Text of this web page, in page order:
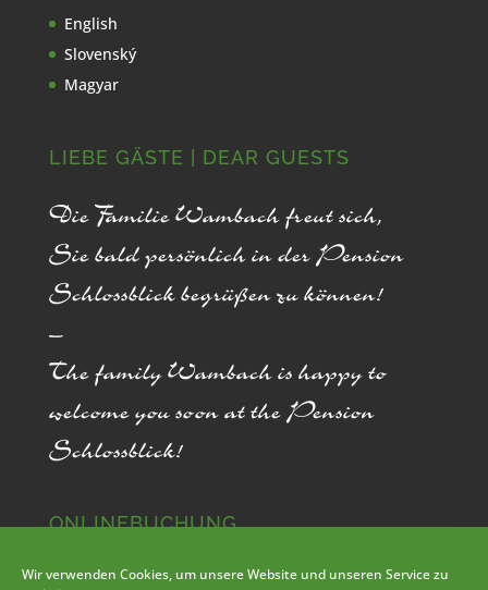
Wir verwenden Cookies, um unsere Website und unseren Service zu
English
Slovenský
Magyar
LIEBE GÄSTE | DEAR GUESTS
Die Familie Wambach freut sich,
Sie bald persönlich in der Pension
Schlossblick begrüßen zu können!
–
The family Wambach is happy to
welcome you soon at the Pension
Schlossblick!
ONLINEBUCHUNG